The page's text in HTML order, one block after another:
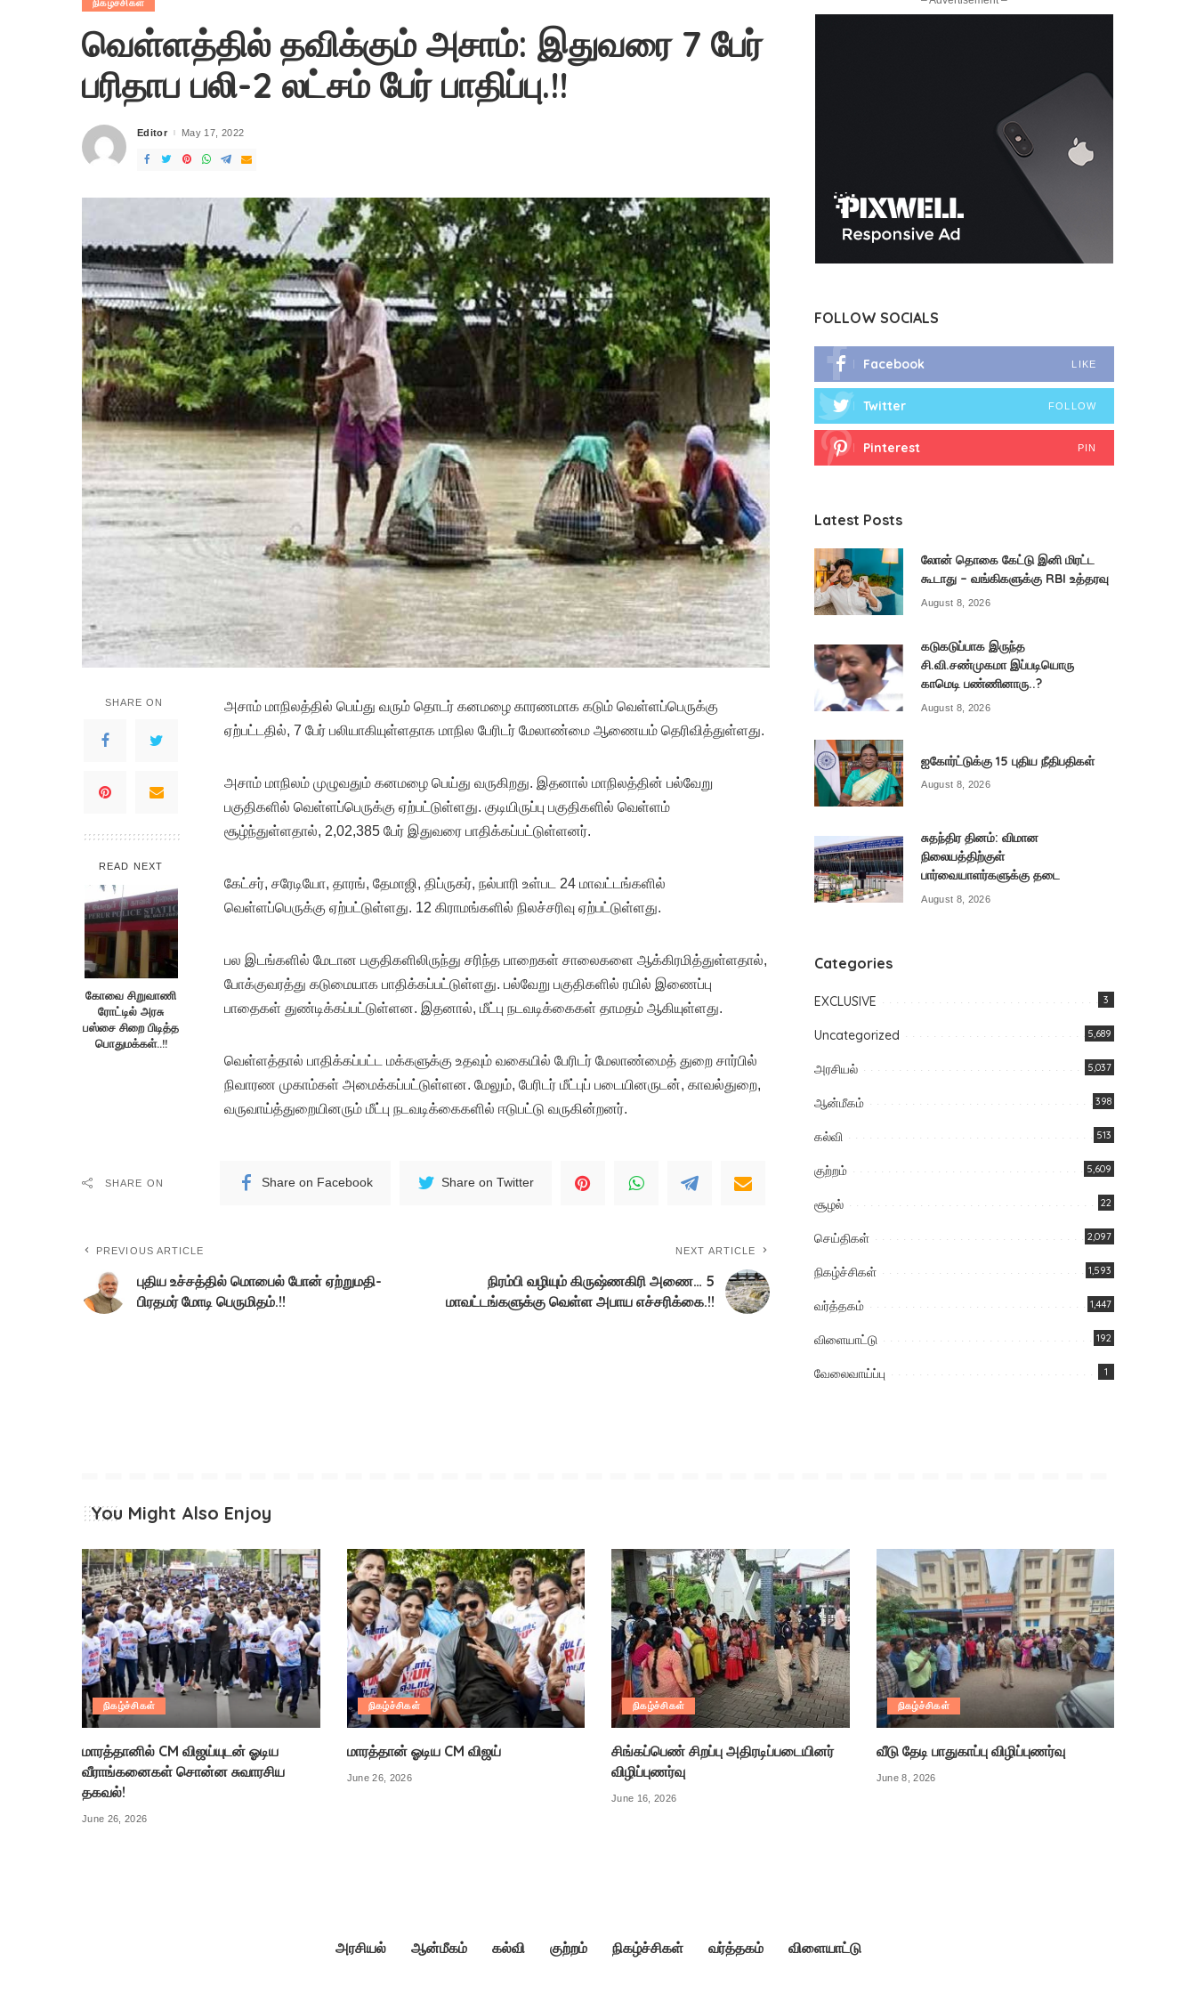
நிகழ்ச்சிகள்
வெள்ளத்தில் தவிக்கும் அசாம்: இதுவரை 7 பேர்
பரிதாப பலி-2 லட்சம் பேர் பாதிப்பு.!!
Posted
Editor May 17, 2022
SHARE ON
READ NEXT
கோவை சிறுவாணி
ரோட்டில் அரசு
பஸ்சை சிறை பிடித்த
பொதுமக்கள்..!!
அசாம் மாநிலத்தில் பெய்து வரும் தொடர் கனமழை காரணமாக கடும் வெள்ளப்பெருக்கு
ஏற்பட்டதில், 7 பேர் பலியாகியுள்ளதாக மாநில பேரிடர் மேலாண்மை ஆணையம் தெரிவித்துள்ளது.
அசாம் மாநிலம் முழுவதும் கனமழை பெய்து வருகிறது. இதனால் மாநிலத்தின் பல்வேறு
பகுதிகளில் வெள்ளப்பெருக்கு ஏற்பட்டுள்ளது. குடியிருப்பு பகுதிகளில் வெள்ளம்
சூழ்ந்துள்ளதால், 2,02,385 பேர் இதுவரை பாதிக்கப்பட்டுள்ளனர்.
கேட்சர், சரேடியோ, தாரங், தேமாஜி, திப்ருகர், நல்பாரி உள்பட 24 மாவட்டங்களில்
வெள்ளப்பெருக்கு ஏற்பட்டுள்ளது. 12 கிராமங்களில் நிலச்சரிவு ஏற்பட்டுள்ளது.
பல இடங்களில் மேடான பகுதிகளிலிருந்து சரிந்த பாறைகள் சாலைகளை ஆக்கிரமித்துள்ளதால்,
போக்குவரத்து கடுமையாக பாதிக்கப்பட்டுள்ளது. பல்வேறு பகுதிகளில் ரயில் இணைப்பு
பாதைகள் துண்டிக்கப்பட்டுள்ளன. இதனால், மீட்பு நடவடிக்கைகள் தாமதம் ஆகியுள்ளது.
வெள்ளத்தால் பாதிக்கப்பட்ட மக்களுக்கு உதவும் வகையில் பேரிடர் மேலாண்மைத் துறை சார்பில்
நிவாரண முகாம்கள் அமைக்கப்பட்டுள்ளன. மேலும், பேரிடர் மீட்புப் படையினருடன், காவல்துறை,
வருவாய்த்துறையினரும் மீட்பு நடவடிக்கைகளில் ஈடுபட்டு வருகின்றனர்.
SHARE ON Share on Facebook Share on Twitter
PREVIOUS ARTICLE
புதிய உச்சத்தில் மொபைல் போன் ஏற்றுமதி-
பிரதமர் மோடி பெருமிதம்.!!
NEXT ARTICLE
நிரம்பி வழியும் கிருஷ்ணகிரி அணை… 5
மாவட்டங்களுக்கு வெள்ள அபாய எச்சரிக்கை.!!
FOLLOW SOCIALS
Facebook LIKE
Twitter FOLLOW
Pinterest PIN
Latest Posts
லோன் தொகை கேட்டு இனி மிரட்ட
கூடாது – வங்கிகளுக்கு RBI உத்தரவு
August 8, 2026
கடுகடுப்பாக இருந்த
சி.வி.சண்முகமா இப்படியொரு
காமெடி பண்ணினாரு..?
August 8, 2026
ஐகோர்ட்டுக்கு 15 புதிய நீதிபதிகள்
August 8, 2026
சுதந்திர தினம்: விமான
நிலையத்திற்குள்
பார்வையாளர்களுக்கு தடை
August 8, 2026
Categories
EXCLUSIVE 3
Uncategorized 5,689
அரசியல் 5,037
ஆன்மீகம் 398
கல்வி 513
குற்றம் 5,609
சூழல் 22
செய்திகள் 2,097
நிகழ்ச்சிகள் 1,593
வர்த்தகம் 1,447
விளையாட்டு 192
வேலைவாய்ப்பு 1
You Might Also Enjoy
நிகழ்ச்சிகள்
மாரத்தானில் CM விஜய்யுடன் ஓடிய
வீராங்கனைகள் சொன்ன சுவாரசிய
தகவல்!
June 26, 2026
நிகழ்ச்சிகள்
மாரத்தான் ஓடிய CM விஜய்
June 26, 2026
நிகழ்ச்சிகள்
சிங்கப்பெண் சிறப்பு அதிரடிப்படையினர்
விழிப்புணர்வு
June 16, 2026
நிகழ்ச்சிகள்
வீடு தேடி பாதுகாப்பு விழிப்புணர்வு
June 8, 2026
அரசியல் ஆன்மீகம் கல்வி குற்றம் நிகழ்ச்சிகள் வர்த்தகம் விளையாட்டு